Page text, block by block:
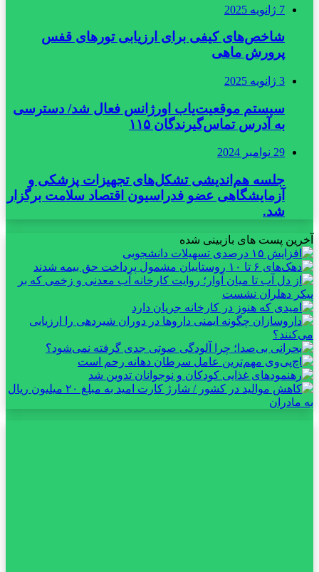
7 ژانویه 2025
شاخص‌های کیفی برای ارزیابی تورهای قفس
پرورش ماهی
3 ژانویه 2025
سیستم موقعیت‌یاب اورژانس فعال شد/ دسترسی
به آدرس تماس‌گیرندگان ۱۱۵
29 نوامبر 2024
جلسه هم‌اندیشی تشکل‌های تجهیزات پزشکی و
آزمایشگاهی عضو فدراسیون اقتصاد سلامت برگزار
شد.
آخرین پست های بازبینی شده